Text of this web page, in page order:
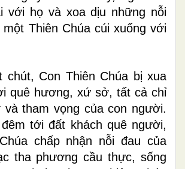
với họ và xoa dịu những nỗi
Thiên Chúa cúi xuống với
chút, Con Thiên Chúa bị xua
quê hương, xứ sở, tất cả chỉ
tham vọng của con người.
tới đất khách quê người,
chấp nhận nỗi đau của
tha phương cầu thực, sống